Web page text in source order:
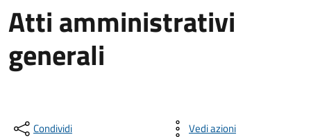
Atti amministrativi
generali
Condividi Vedi azioni